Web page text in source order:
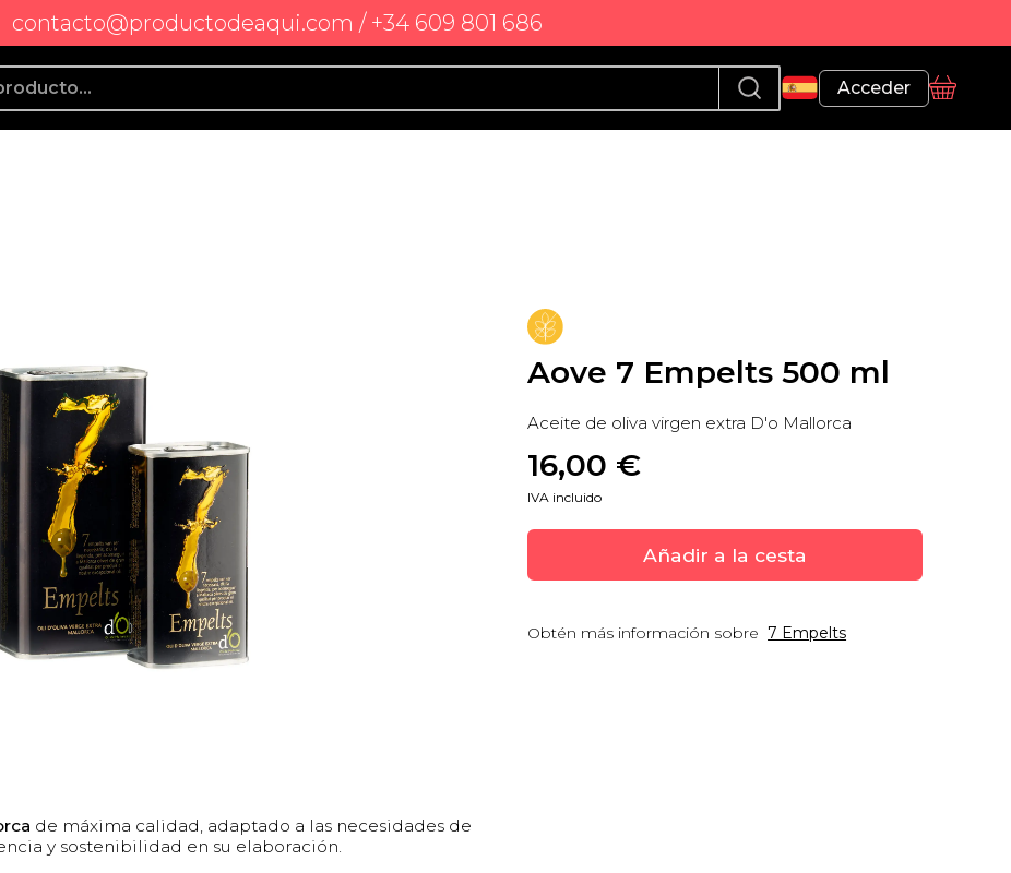
contacto@productodeaqui.com / +34 609 801 686
Acceder
Perfil
Cesta
Aove 7 Empelts 500 ml
Aceite de oliva virgen extra D'o Mallorca
16,00 €
IVA incluido
Añadir a la cesta
Obtén más información sobre 7 Empelts
de máxima calidad, adaptado a las necesidades de
y sostenibilidad en su elaboración.